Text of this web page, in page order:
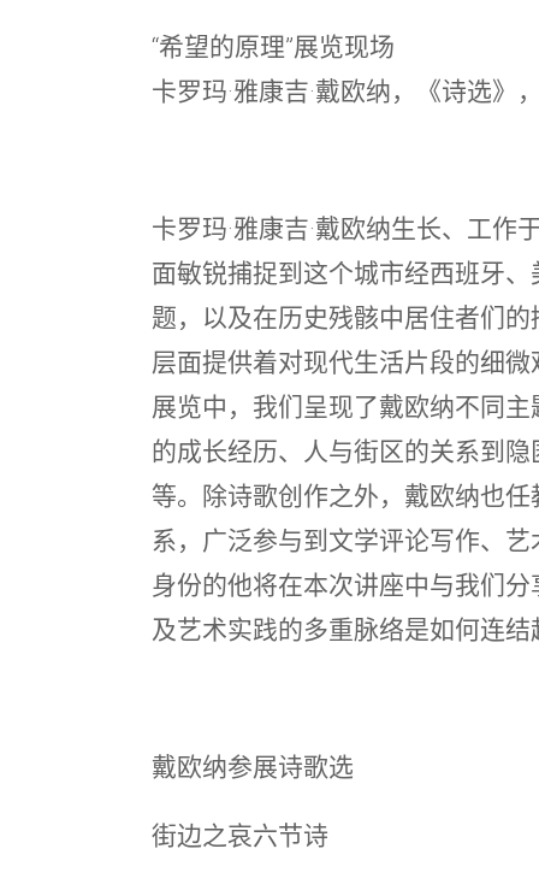
“希望的原理”展览现场
卡罗玛·雅康吉·戴欧纳，《诗选》
卡罗玛·雅康吉·戴欧纳生长、工作
面敏锐捕捉到这个城市经西班牙
题，以及在历史残骸中居住者们
层面提供着对现代生活片段的细微
展览中，我们呈现了戴欧纳不同
的成长经历、人与街区的关系到
等。除诗歌创作之外，戴欧纳也
系，广泛参与到文学评论写作、
身份的他将在本次讲座中与我们
及艺术实践的多重脉络是如何连结
戴欧纳参展诗歌选
街边之哀六节诗